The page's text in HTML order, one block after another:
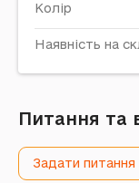
Колір
Наявність на
Питання та
Задати питання